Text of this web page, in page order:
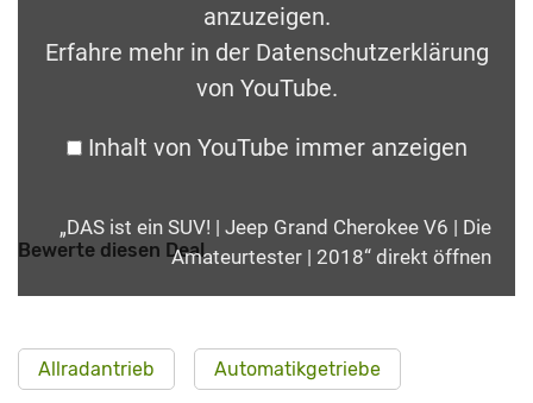
anzuzeigen.
Erfahre mehr in der Datenschutzerklärung
von YouTube.
Inhalt von YouTube immer anzeigen
„DAS ist ein SUV! | Jeep Grand Cherokee V6 | Die
Amateurtester | 2018“ direkt öffnen
Bewerte diesen Deal
Allradantrieb Automatikgetriebe